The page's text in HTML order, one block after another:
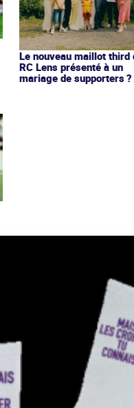
Le nouveau maillot third
RC Lens présenté à un
mariage de supporters ?